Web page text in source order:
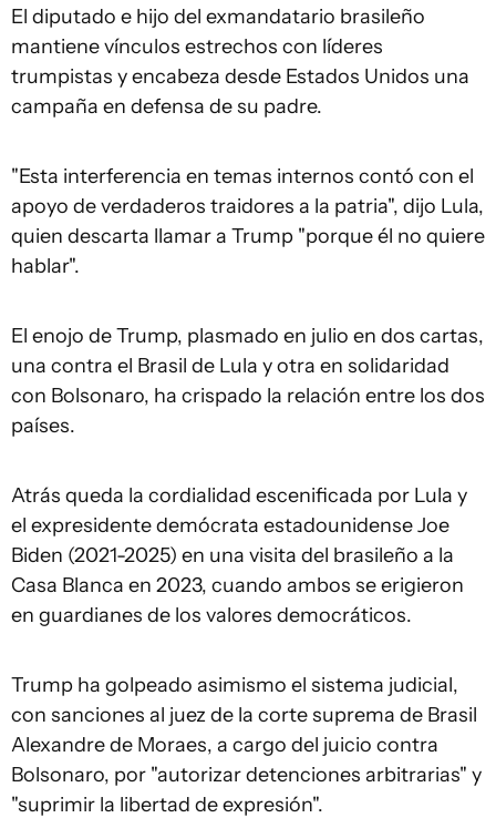
El diputado e hijo del exmandatario brasileño
mantiene vínculos estrechos con líderes
trumpistas y encabeza desde Estados Unidos una
campaña en defensa de su padre.
"Esta interferencia en temas internos contó con el
apoyo de verdaderos traidores a la patria", dijo Lula,
quien descarta llamar a Trump "porque él no quiere
hablar".
El enojo de Trump, plasmado en julio en dos cartas,
una contra el Brasil de Lula y otra en solidaridad
con Bolsonaro, ha crispado la relación entre los dos
países.
Atrás queda la cordialidad escenificada por Lula y
el expresidente demócrata estadounidense Joe
Biden (2021-2025) en una visita del brasileño a la
Casa Blanca en 2023, cuando ambos se erigieron
en guardianes de los valores democráticos.
Trump ha golpeado asimismo el sistema judicial,
con sanciones al juez de la corte suprema de Brasil
Alexandre de Moraes, a cargo del juicio contra
Bolsonaro, por "autorizar detenciones arbitrarias" y
"suprimir la libertad de expresión".